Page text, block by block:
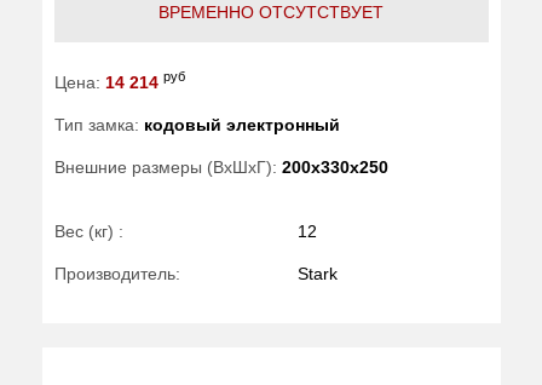
ВРЕМЕННО ОТСУТСТВУЕТ
Цена: 14 214 руб
Тип замка: кодовый электронный
Внешние размеры (ВхШхГ): 200x330x250
Вес (кг) : 12
Производитель: Stark